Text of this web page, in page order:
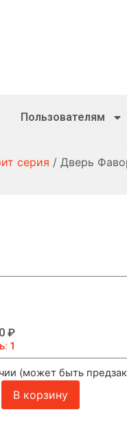
Пользователям
серия / Дверь
₽
1
(может быть
В корзину